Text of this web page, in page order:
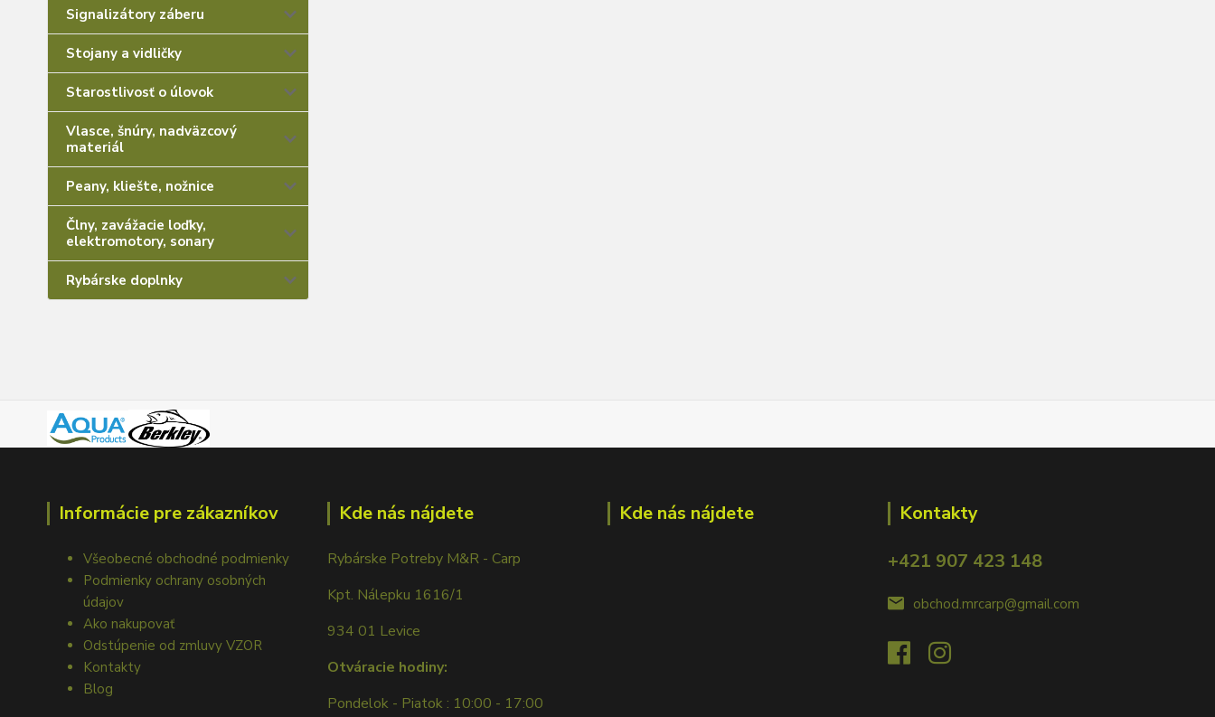
Signalizátory záberu
Stojany a vidličky
Starostlivosť o úlovok
Vlasce, šnúry, nadväzcový
materiál
Peany, kliešte, nožnice
Člny, zavážacie loďky,
elektromotory, sonary
Rybárske doplnky
Informácie pre zákazníkov
Všeobecné obchodné podmienky
Podmienky ochrany osobných
údajov
Ako nakupovať
Odstúpenie od zmluvy VZOR
Kontakty
Blog
Kde nás nájdete
Rybárske Potreby M&R - Carp
Kpt. Nálepku 1616/1
934 01 Levice
Otváracie hodiny:
Pondelok - Piatok : 10:00 - 17:00
Kde nás nájdete
Kontakty
+421 907 423 148
obchod.mrcarp@gmail.com